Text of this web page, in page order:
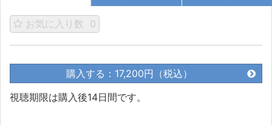
お気に入り数 0
購入する：17,200円（税込）
視聴期限は購入後14日間です。